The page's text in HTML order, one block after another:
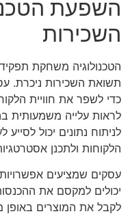
השפעת
השכירות
הטכנולוגיה משחקת
תשואת השכירות ניכרת.
כדי לשפר את חוויית
לראות עלייה משמעותית
לניתוח נתונים יכול
הלקוחות ולתכנן
עסקים שמציעים אפשרויות
יכולים למקסם את
לקבל את המוצרים באופן